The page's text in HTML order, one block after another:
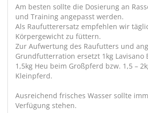
Am besten sollte die Dosierung an
und Training angepasst werden.
Als Raufutterersatz empfehlen wir
Körpergewicht zu füttern.
Zur Aufwertung des Raufutters und
Grundfutterration ersetzt 1kg Lavisano
1,5kg Heu beim Großpferd bzw. 1,5 –
Kleinpferd.
Ausreichend frisches Wasser sollte
Verfügung stehen.